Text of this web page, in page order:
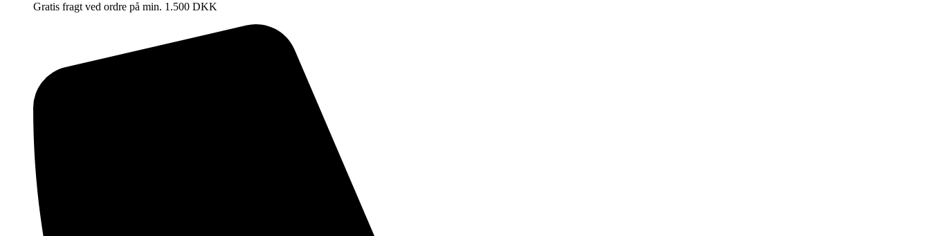
Gratis fragt ved ordre på min. 1.500 DKK